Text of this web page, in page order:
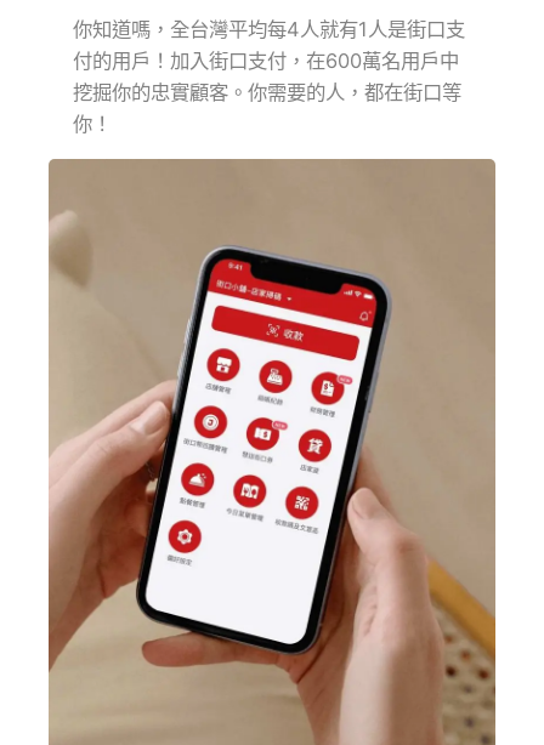
你知道嗎，全台灣平均每4人就有1人是街口支
付的用戶！加入街口支付，在600萬名用戶中
挖掘你的忠實顧客。你需要的人，都在街口等
你！